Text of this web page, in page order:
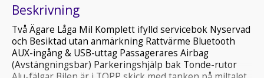
Beskrivning
Två Ägare Låga Mil Komplett ifylld servicebok Nyservad
och Besiktad utan anmärkning Rattvärme Bluetooth
AUX-ingång & USB-uttag Passagerares Airbag
(Avstängningsbar) Parkeringshjälp bak Tonde-rutor